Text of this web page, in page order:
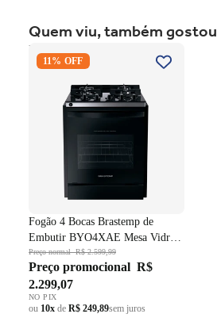
Quem viu, também gostou
Fogão 4 Bocas Brastemp de
Embutir BYO4XAE Mesa
Fundido Dupla Chama Preto
11% OFF
Fogão 4 Bocas Brastemp de
Embutir BYO4XAE Mesa Vidro
Grade em Ferro Fundido Dupla
Chama Preto Bivolt
Preço normalR$ 2.599,99
Preço promocional R$
2.299,07
NO PIX
ou 10x de R$ 249,89sem juros